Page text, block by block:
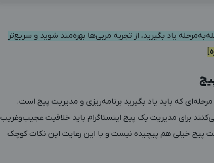
یاد بگیرید، از تجربه مربی‌ها بهره‌مند شوید و سریع‌تر
]
مرحله‌ای که باید یاد بگیرید برنامه‌ریزی و مدیریت پیج است.
برای مدیریت یک پیج اینستاگرام باید خلاقیت عجیب‌وغریب
پیج خیلی هم پیچیده نیست و با این رعایت این نکات کوچک